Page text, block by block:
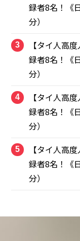
録者8名！《
分）
3
【タイ人高
録者8名！《
分）
4
【タイ人高
録者8名！《
分）
5
【タイ人高
録者8名！《
分）